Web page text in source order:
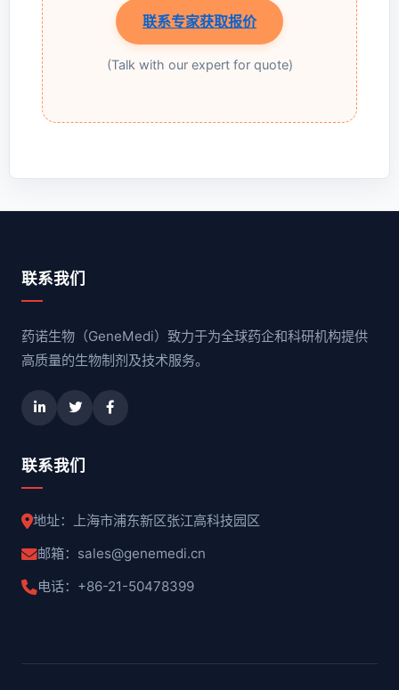
联系专家获取报价
(Talk with our expert for quote)
联系我们
药诺生物（GeneMedi）致力于为全球药企和科研机构提供
高质量的生物制剂及技术服务。
联系我们
地址：上海市浦东新区张江高科技园区
邮箱：sales@genemedi.cn
电话：+86-21-50478399